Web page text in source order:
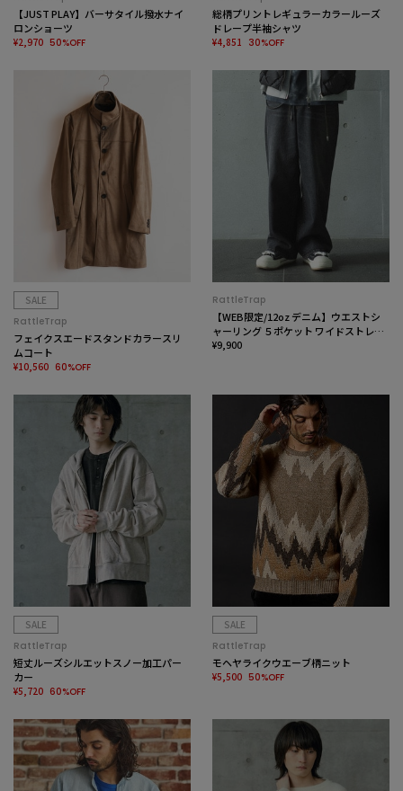
【JUST PLAY】バーサタイル撥水ナイ
ロンショーツ
¥2,970 50%OFF
総柄プリントレギュラーカラールーズ
ドレープ半袖シャツ
¥4,851 30%OFF
SALE
RattleTrap
フェイクスエードスタンドカラースリ
ムコート
¥10,560 60%OFF
RattleTrap
【WEB限定/12oz デニム】ウエストシ
ャーリング ５ポケット ワイドストレー
トパンツ
¥9,900
SALE
RattleTrap
短丈ルーズシルエットスノー加工パー
カー
¥5,720 60%OFF
SALE
RattleTrap
モヘヤライクウエーブ柄ニット
¥5,500 50%OFF